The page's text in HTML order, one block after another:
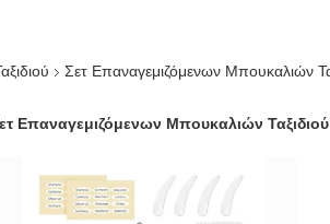
Σετ Επαναγεμιζόμενων Μπουκαλιών
Επαναγεμιζόμενων Μπουκαλιών